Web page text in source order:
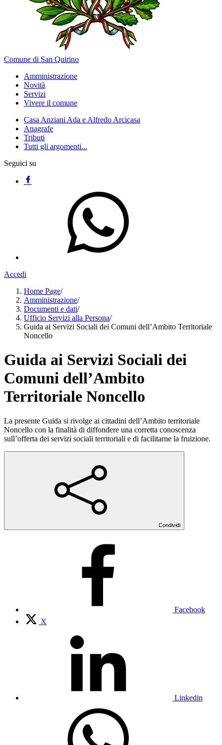
Comune di San Quirino
Amministrazione
Novità
Servizi
Vivere il comune
Casa Anziani Ada e Alfredo Arcicasa
Anagrafe
Tributi
Tutti gli argomenti...
Seguici su
Accedi
Home Page/
Amministrazione/
Documenti e dati/
Ufficio Servizi alla Persona/
Guida ai Servizi Sociali dei Comuni dell’Ambito Territoriale
Noncello
Guida ai Servizi Sociali dei
Comuni dell’Ambito
Territoriale Noncello
La presente Guida si rivolge ai cittadini dell’Ambito territoriale
Noncello con la finalità di diffondere una corretta conoscenza
sull’offerta dei servizi sociali territoriali e di facilitarne la fruizione.
Condividi
Facebook
X
Linkedin